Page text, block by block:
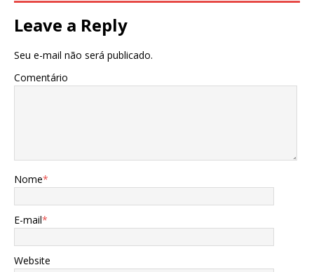
Leave a Reply
Seu e-mail não será publicado.
Comentário
Nome*
E-mail*
Website